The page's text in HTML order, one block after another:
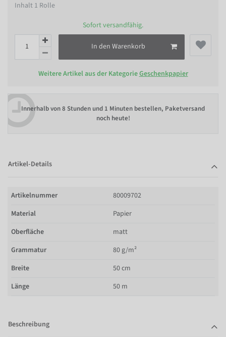
Inhalt 1 Rolle
Sofort versandfähig.
In den Warenkorb
Weitere Artikel aus der KategorieGeschenkpapier
Innerhalb von8 Stunden und 1 Minuten bestellen, Paketversand
noch heute!
Artikel-Details
Artikelnummer
80009702
Material
Papier
Oberfläche
matt
Grammatur
80 g/m²
Breite
50 cm
Länge
50 m
Beschreibung